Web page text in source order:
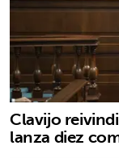
Clavijo
lanza diez